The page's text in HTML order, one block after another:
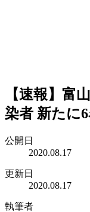
【速報】富
染者 新たに
公開日
2020.08.17
更新日
2020.08.17
執筆者